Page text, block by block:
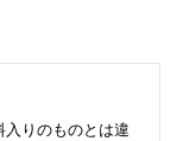
りのものとは違